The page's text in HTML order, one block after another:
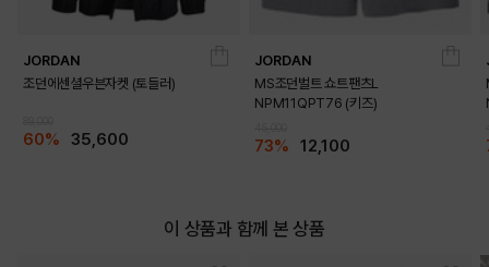
JORDAN
조던에센셜우븐자켓 (토들러)
60% 35,600
JORDAN
MS조던벌트 쇼트팬츠L
NPM11QPT76 (키즈)
73% 12,100
이 상품과 함께 본 상품